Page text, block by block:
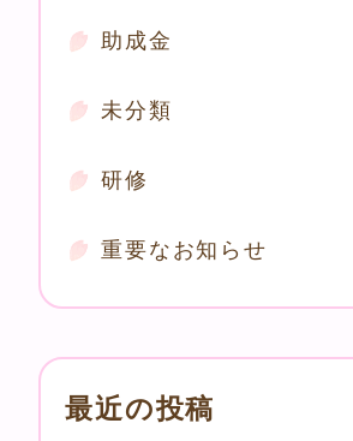
助成金
未分類
研修
重要なお知らせ
最近の投稿